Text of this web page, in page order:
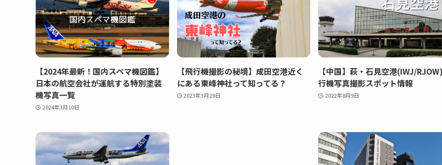
【2024年最新！国内スペマ機図鑑】
日本の航空会社が運航する特別塗装
機写真一覧
2024年3月10日
【飛行機撮影の秘境】成田空港近く
にある東峰神社って知ってる？
2023年3月29日
【中国】萩・石見空港(IWJ/
行機写真撮影スポット情報
2022年8月9日